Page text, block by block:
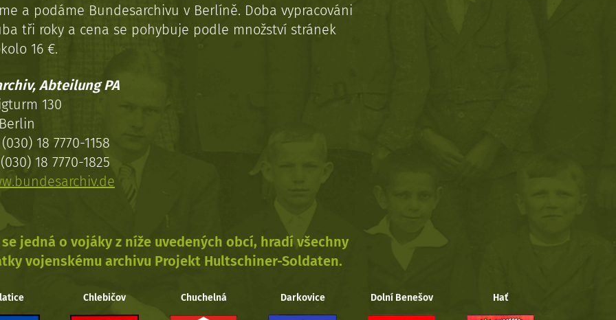
a podáme Bundesarchivu v Berlíně. Doba vypracováni
tři roky a cena se pohybuje podle množství stránek
16 €.
Abteilung PA
130
18 7770-1158
18 7770-1825
se jedná o vojáky z níže uvedených obcí, hradí všechny
vojenskému archivu Projekt Hultschiner-Soldaten.
Chlebičov Chuchelná Darkovice Dolní Benešov Hať